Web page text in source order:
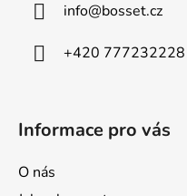
info@bosset.cz
+420 777232228
Informace pro vás
O nás